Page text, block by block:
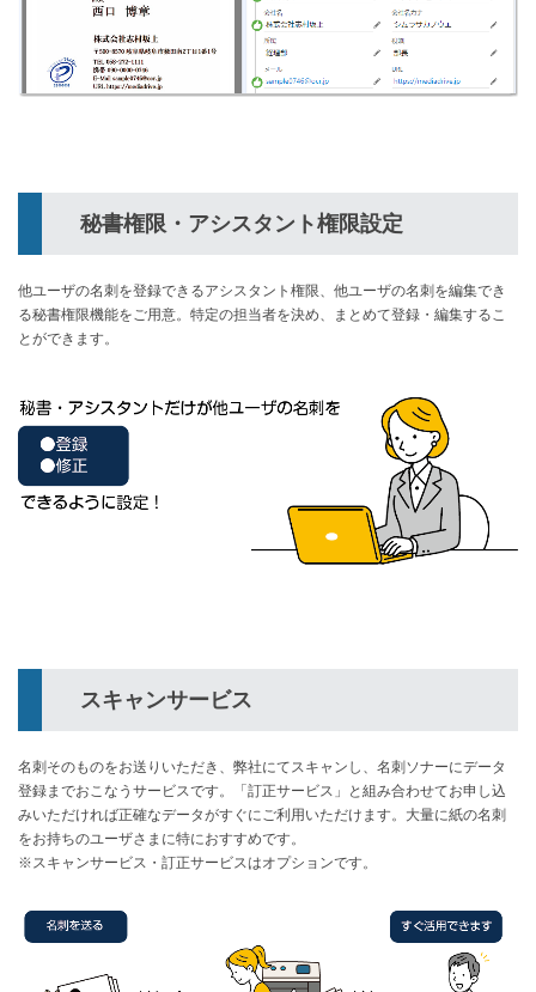
秘書権限・アシスタント権限設定
他ユーザの名刺を登録できるアシスタント権限、他ユーザの名刺を編集でき
る秘書権限機能をご用意。特定の担当者を決め、まとめて登録・編集するこ
とができます。
スキャンサービス
名刺そのものをお送りいただき、弊社にてスキャンし、名刺ソナーにデータ
登録までおこなうサービスです。「訂正サービス」と組み合わせてお申し込
みいただければ正確なデータがすぐにご利用いただけます。大量に紙の名刺
をお持ちのユーザさまに特におすすめです。
※スキャンサービス・訂正サービスはオプションです。